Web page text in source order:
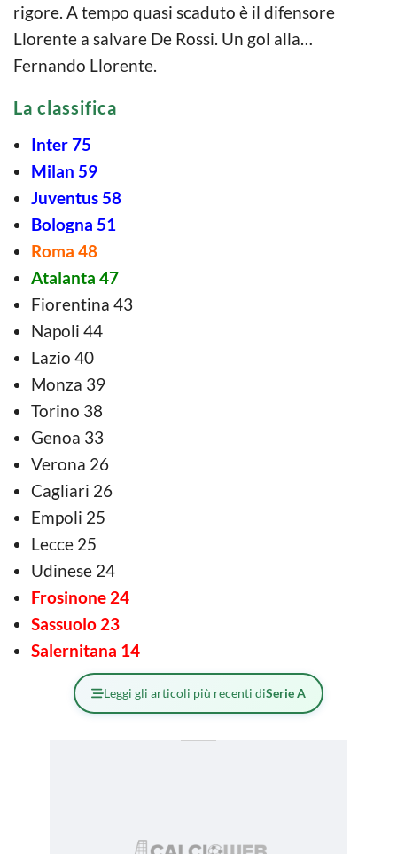
rigore. A tempo quasi scaduto è il difensore
Llorente a salvare De Rossi. Un gol alla…
Fernando Llorente.
La classifica
Inter 75
Milan 59
Juventus 58
Bologna 51
Roma 48
Atalanta 47
Fiorentina 43
Napoli 44
Lazio 40
Monza 39
Torino 38
Genoa 33
Verona 26
Cagliari 26
Empoli 25
Lecce 25
Udinese 24
Frosinone 24
Sassuolo 23
Salernitana 14
Leggi gli articoli più recenti diSerie A